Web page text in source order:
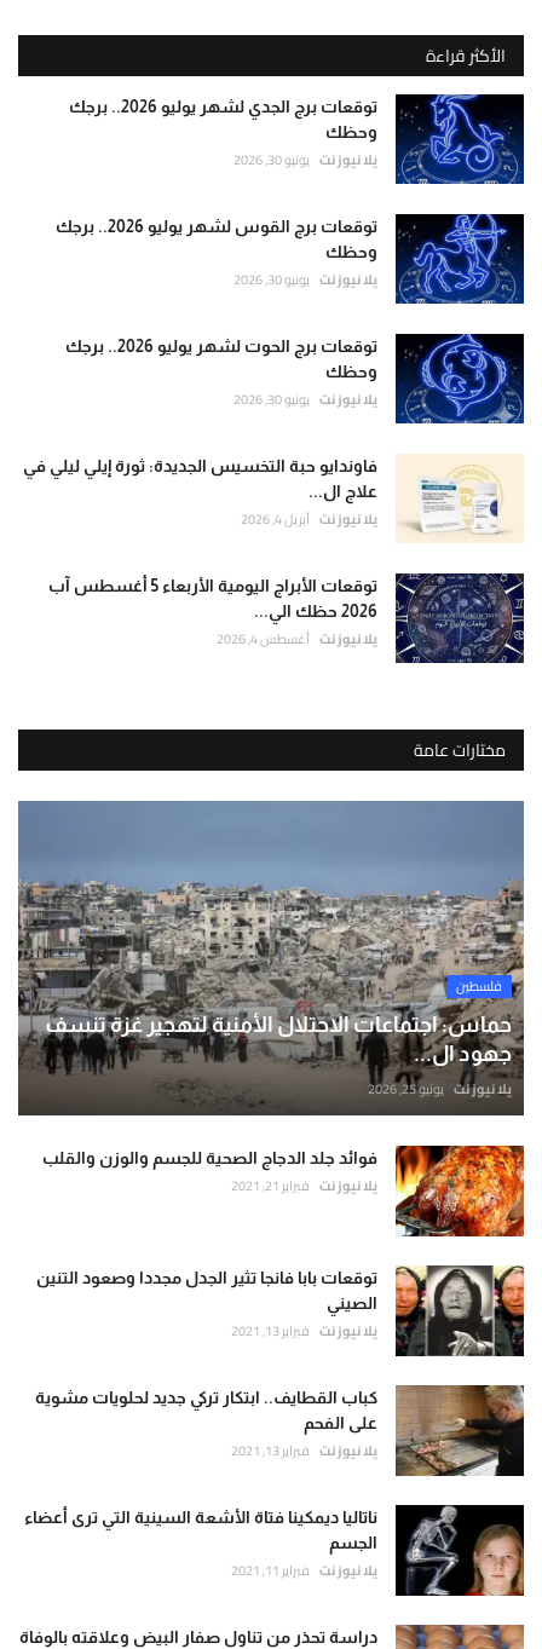
الأكثر قراءة
توقعات برج الجدي لشهر يوليو 2026.. برجك
وحظك
يلا نيوز نت يونيو 30, 2026
توقعات برج القوس لشهر يوليو 2026.. برجك
وحظك
يلا نيوز نت يونيو 30, 2026
توقعات برج الحوت لشهر يوليو 2026.. برجك
وحظك
يلا نيوز نت يونيو 30, 2026
فاوندايو حبة التخسيس الجديدة: ثورة إيلي ليلي في
علاج ال...
يلا نيوز نت أبريل 4, 2026
توقعات الأبراج اليومية الأربعاء 5 أغسطس آب
2026 حظك الي...
يلا نيوز نت أغسطس 4, 2026
مختارات عامة
فلسطين
حماس: اجتماعات الاحتلال الأمنية لتهجير غزة تنسف
جهود ال...
يلا نيوز نت يونيو 25, 2026
فوائد جلد الدجاج الصحية للجسم والوزن والقلب
يلا نيوز نت فبراير 21, 2021
توقعات بابا فانجا تثير الجدل مجددا وصعود التنين
الصيني
يلا نيوز نت فبراير 13, 2021
كباب القطايف.. ابتكار تركي جديد لحلويات مشوية
على الفحم
يلا نيوز نت فبراير 13, 2021
ناتاليا ديمكينا فتاة الأشعة السينية التي ترى أعضاء
الجسم
يلا نيوز نت فبراير 11, 2021
دراسة تحذر من تناول صفار البيض وعلاقته بالوفاة